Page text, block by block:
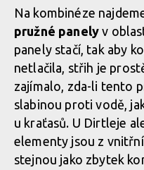
Test: kombinéza Dirtlej
počasí
Test: kombinéza Dirtlej
počasí
Test: kombinéza Dirtlej
počasí
Test: kombinéza Dirtlej
počasí
Test: kombinéza Dirtlej
počasí
Test: kombinéza Dirtlej
počasí
Test: kombinéza Dirtlej
počasí
Na kombinéze
pružné panely v
panely stačí, tak aby
netlačila, střih je
zajímalo, zda-li tento
slabinou proti vodě,
u kraťasů. U Dirtleje
elementy jsou z
stejnou jako zbytek